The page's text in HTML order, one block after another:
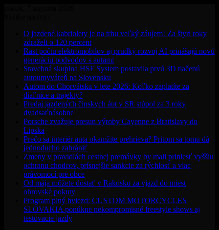
O jazdené kabriolety je na trhu veľký záujem! Za štyri roky
zdraželi o 120 percent
Rast počtu elektromobilov aj prudký rozvoj AI prinášajú novú
generáciu podvodov s autami
Stavebná skupina HSF System postavila prvú 3D tlačenú
autoumyváreň na Slovensku
Autom do Chorvátska v lete 2026: Koľko zaplatíte za
diaľnice a trajekty?
Predaj jazdených čínskych áut v SR stúpol za 3 roky
dvadsaťnásobne
Porsche zvažuje presun výroby Cayenne z Bratislavy do
Lipska
Prečo sa interiér auta okamžite prehrieva? Pritom sa tomu dá
jednoducho zabrániť
Zmeny v pravidlách cestnej premávky by mali priniesť vyššiu
ochranu chodcov, prísnejšie sankcie za rýchlosť a viac
právomocí pre obce
Od mája môžete dostať v Rakúsku za vjazd do miest
obrovské pokuty
Program plný hviezd: CUSTOM MOTORCYCLES
SLOVAKIA ponúkne nekompromisné freestyle shows aj
testovacie jazdy